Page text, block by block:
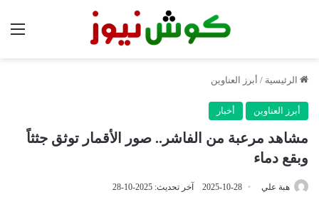
الرئيسية / أبرز العناوين
أبرز العناوين أخبار
مشاهد مرعبة من الفاشر.. صور الأقمار توثق جثثاً
وبقع دماء
هبة علي 2025-10-28 آخر تحديث: 2025-10-28